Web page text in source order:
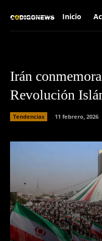
Inicio
Irán
Revolución
Tendencias 11 febrero, 2026